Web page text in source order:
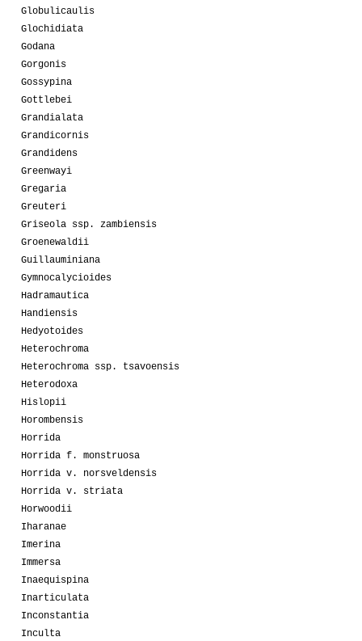
Globulicaulis
Glochidiata
Godana
Gorgonis
Gossypina
Gottlebei
Grandialata
Grandicornis
Grandidens
Greenwayi
Gregaria
Greuteri
Griseola ssp. zambiensis
Groenewaldii
Guillauminiana
Gymnocalycioides
Hadramautica
Handiensis
Hedyotoides
Heterochroma
Heterochroma ssp. tsavoensis
Heterodoxa
Hislopii
Horombensis
Horrida
Horrida f. monstruosa
Horrida v. norsveldensis
Horrida v. striata
Horwoodii
Iharanae
Imerina
Immersa
Inaequispina
Inarticulata
Inconstantia
Inculta